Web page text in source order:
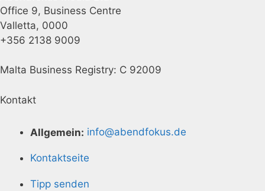
Office 9, Business Centre
Valletta, 0000
+356 2138 9009
Malta Business Registry: C 92009
Kontakt
Allgemein: info@abendfokus.de
Kontaktseite
Tipp senden